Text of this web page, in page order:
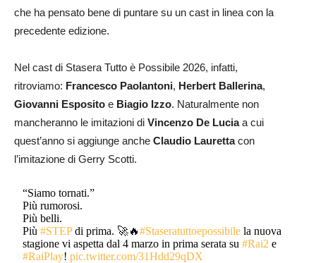
che ha pensato bene di puntare su un cast in linea con la
precedente edizione.
Nel cast di Stasera Tutto è Possibile 2026, infatti,
ritroviamo: Francesco Paolantoni, Herbert Ballerina,
Giovanni Esposito e Biagio Izzo. Naturalmente non
mancheranno le imitazioni di Vincenzo De Luciaa cui
quest’anno si aggiunge anche Claudio Laurettacon
l’imitazione di Gerry Scotti.
“Siamo tornati.”
Più rumorosi.
Più belli.
Più#STEPdi prima. 🚀🔥#Staseratuttoepossibile la nuova
stagione vi aspetta dal 4 marzo in prima serata su#Rai2 e
#RaiPlay!pic.twitter.com/31Hdd29qDX